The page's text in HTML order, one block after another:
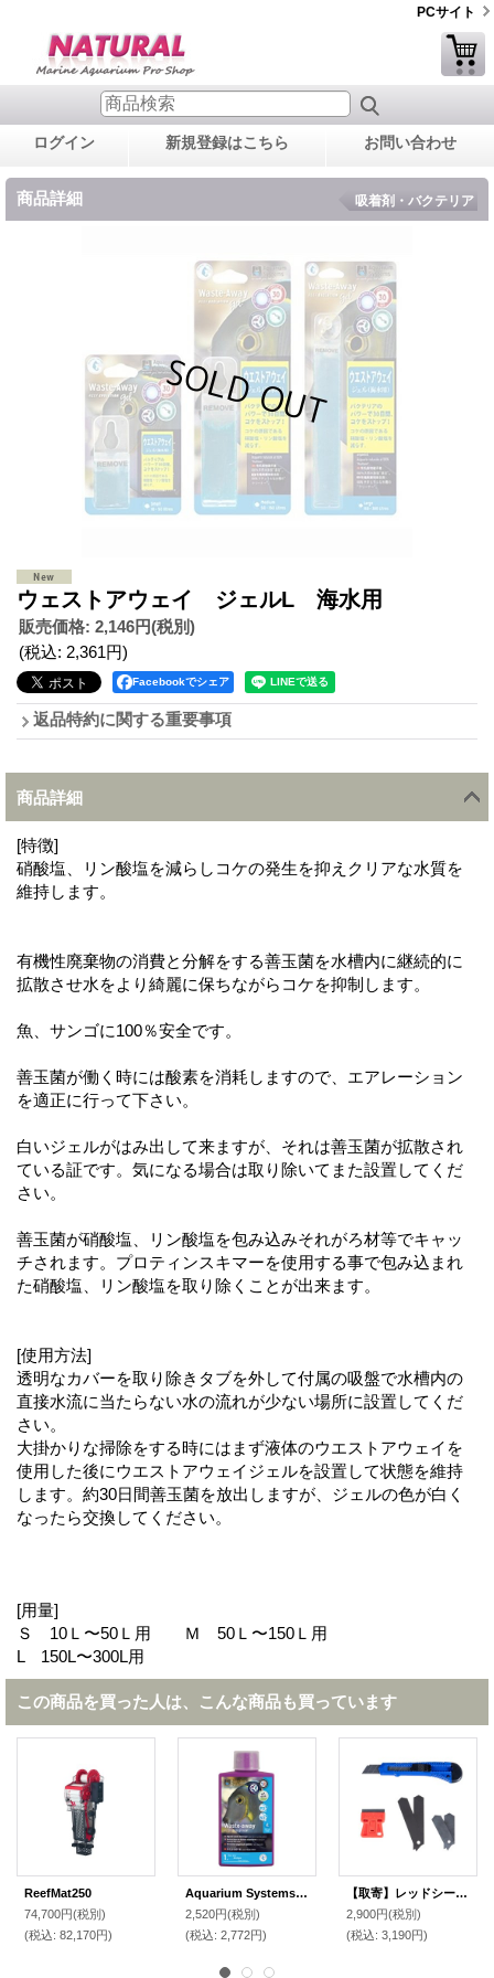
PCサイト
ログイン 新規登録はこちら お問い合わせ
商品詳細 吸着剤・バクテリア
ウェストアウェイ ジェルL 海水用
販売価格: 2,146円(税別)
(税込: 2,361円)
Facebookでシェア
返品特約に関する重要事項
商品詳細
[特徴]
硝酸塩、リン酸塩を減らしコケの発生を抑えクリアな水質を
維持します。
有機性廃棄物の消費と分解をする善玉菌を水槽内に継続的に
拡散させ水をより綺麗に保ちながらコケを抑制します。
魚、サンゴに100％安全です。
善玉菌が働く時には酸素を消耗しますので、エアレーション
を適正に行って下さい。
白いジェルがはみ出して来ますが、それは善玉菌が拡散され
ている証です。気になる場合は取り除いてまた設置してくだ
さい。
善玉菌が硝酸塩、リン酸塩を包み込みそれがろ材等でキャッ
チされます。プロティンスキマーを使用する事で包み込まれ
た硝酸塩、リン酸塩を取り除くことが出来ます。
[使用方法]
透明なカバーを取り除きタブを外して付属の吸盤で水槽内の
直接水流に当たらない水の流れが少ない場所に設置してくだ
さい。
大掛かりな掃除をする時にはまず液体のウエストアウェイを
使用した後にウエストアウェイジェルを設置して状態を維持
します。約30日間善玉菌を放出しますが、ジェルの色が白く
なったら交換してください。
[用量]
Ｓ 10Ｌ〜50Ｌ用 Ｍ 50Ｌ〜150Ｌ用
L 150L〜300L用
この商品を買った人は、こんな商品も買っています
ReefMat250
74,700円(税別)
(税込: 82,170円)
Aquarium Systems ウェストアウェイ 500ml
2,520円(税別)
(税込: 2,772円)
【取寄】レッドシー サンプ改造キット
2,900円(税別)
(税込: 3,190円)